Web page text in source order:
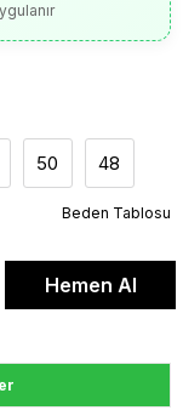
50 48
Beden Tablosu